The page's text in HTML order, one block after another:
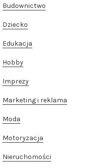
Budownictwo
Dziecko
Edukacja
Hobby
Imprezy
Marketing i reklama
Moda
Motoryzacja
Nieruchomości